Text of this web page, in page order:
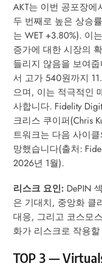
AKT는 이번 공포장에
두 번째로 높은 상승
는 WET +3.80%). 이
증가에 대한 시장의
들리지 않음을 보여
서 고가 540원까지
으며, 이는 적극적인
사합니다. Fidelity
크리스 쿠이퍼(Chris
트워크는 다음 사이
망했습니다(출처:
2026년 1월).
리스크 요인: DePIN
은 기대치, 중앙화 클
대응, 그리고 코스모
화가 리스크로 작용
TOP 3 —